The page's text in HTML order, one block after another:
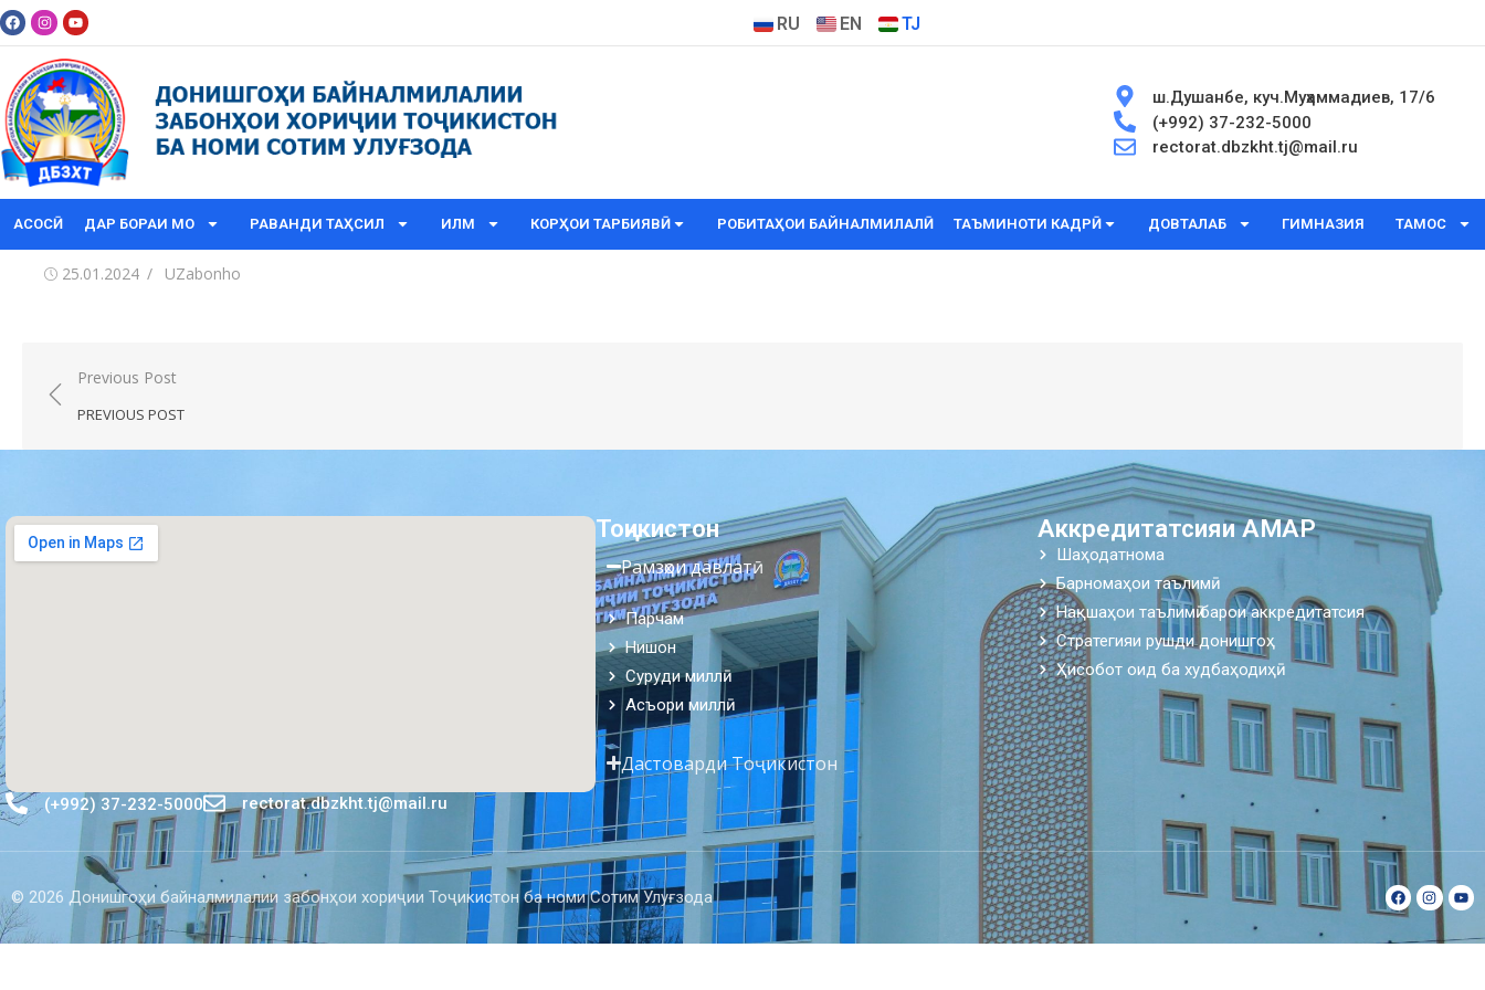
RU EN TJ
ш.Душанбе, куч.Муҳаммадиев, 17/6
(+992) 37-232-5000
rectorat.dbzkht.tj@mail.ru
АСОСӢ ДАР БОРАИ МО РАВАНДИ ТАҲСИЛ ИЛМ КОРҲОИ ТАРБИЯВӢ РОБИТАҲОИ БАЙНАЛМИЛАЛӢ ТАЪМИНОТИ КАДРӢ ДОВТАЛАБ ГИМНАЗИЯ ТАМОС
25.01.2024 UZabonho
Previous Post
PREVIOUS POST
(+992) 37-232-5000 rectorat.dbzkht.tj@mail.ru
Тоҷикистон
Рамзҳои давлатӣ
Парчам
Нишон
Суруди миллӣ
Асъори миллӣ
Дастоварди Тоҷикистон
Аккредитатсияи АМАР
Шаҳодатнома
Барномаҳои таълимӣ
Нақшаҳои таълимӣ барои аккредитатсия
Стратегияи рушди донишгоҳ
Ҳисобот оид ба худбаҳодиҳӣ
© 2026 Донишгоҳи байналмилалии забонҳои хориҷии Тоҷикистон ба номи Сотим Улуғзода